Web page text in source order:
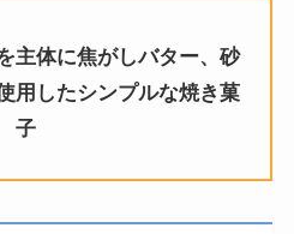
主体に焦がしバター、砂
用したシンプルな焼き菓
子